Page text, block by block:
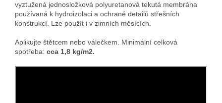
vyztužená jednosložková polyuretanová tekutá membrána
používaná k hydroizolaci a ochraně detailů střešních
konstrukcí. Lze použít i v zimních měsících.
Aplikujte štětcem nebo válečkem. Minimální celková
spotřeba: cca 1,8 kg/m2.